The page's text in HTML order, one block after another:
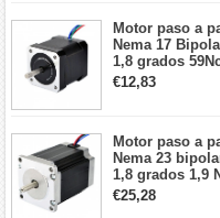
Motor paso a
Nema 17
1,8 grados
2A 42x48mm 4
cables
€12,83
Motor paso a
Nema 23
1,8 grados 1,9
2,8 A 3,2 V
57x57x76mm 4
€25,28